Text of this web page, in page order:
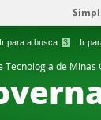
Ir para a busca 3 Ir
Tecnologia de Minas